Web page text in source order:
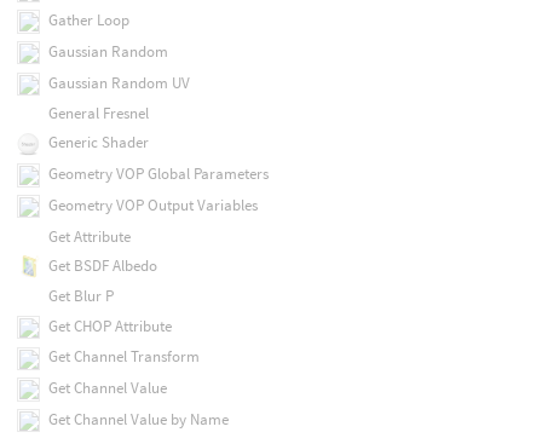
Gather Loop
Gaussian Random
Gaussian Random UV
General Fresnel
Generic Shader
Geometry VOP Global Parameters
Geometry VOP Output Variables
Get Attribute
Get BSDF Albedo
Get Blur P
Get CHOP Attribute
Get Channel Transform
Get Channel Value
Get Channel Value by Name